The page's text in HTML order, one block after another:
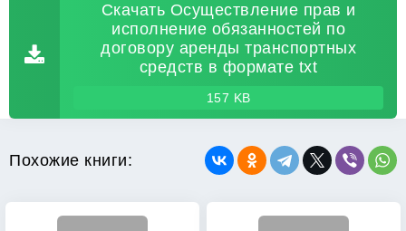
Скачать Осуществление прав и
исполнение обязанностей по
договору аренды транспортных
средств в формате txt
157 KB
Похожие книги: